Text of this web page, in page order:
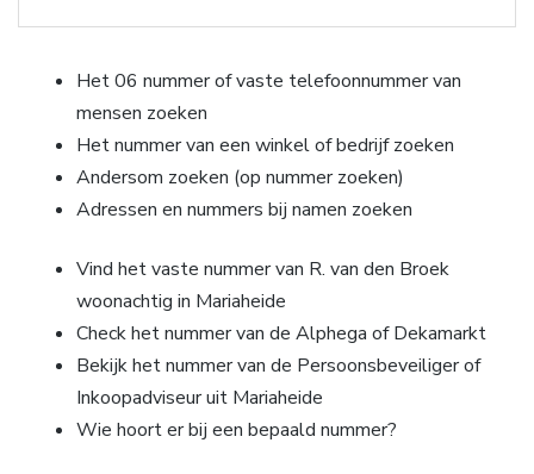
Het 06 nummer of vaste telefoonnummer van
mensen zoeken
Het nummer van een winkel of bedrijf zoeken
Andersom zoeken (op nummer zoeken)
Adressen en nummers bij namen zoeken
Vind het vaste nummer van R. van den Broek
woonachtig in Mariaheide
Check het nummer van de Alphega of Dekamarkt
Bekijk het nummer van de Persoonsbeveiliger of
Inkoopadviseur uit Mariaheide
Wie hoort er bij een bepaald nummer?